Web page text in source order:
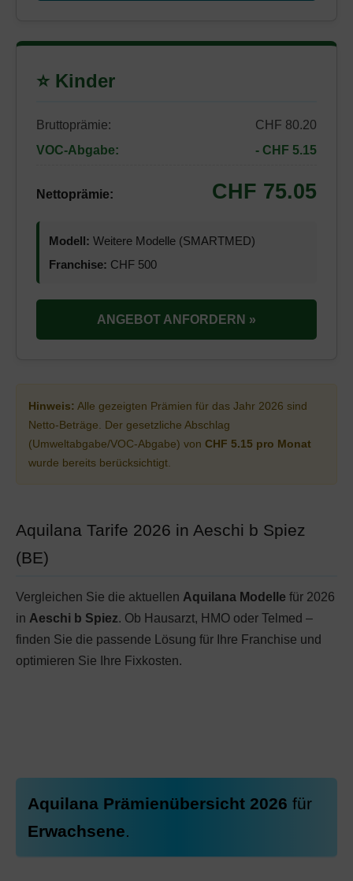
⭐ Kinder
Bruttoprämie:
CHF 80.20
VOC-Abgabe:
- CHF 5.15
Nettoprämie: CHF 75.05
Modell: Weitere Modelle (SMARTMED)
Franchise: CHF 500
ANGEBOT ANFORDERN »
Hinweis: Alle gezeigten Prämien für das Jahr 2026 sind
Netto-Beträge. Der gesetzliche Abschlag
(Umweltabgabe/VOC-Abgabe) von CHF 5.15 pro Monat
wurde bereits berücksichtigt.
Aquilana Tarife 2026 in Aeschi b Spiez
(BE)
Vergleichen Sie die aktuellen Aquilana Modelle für 2026
in Aeschi b Spiez. Ob Hausarzt, HMO oder Telmed –
finden Sie die passende Lösung für Ihre Franchise und
optimieren Sie Ihre Fixkosten.
Aquilana Prämienübersicht 2026 für
Erwachsene.